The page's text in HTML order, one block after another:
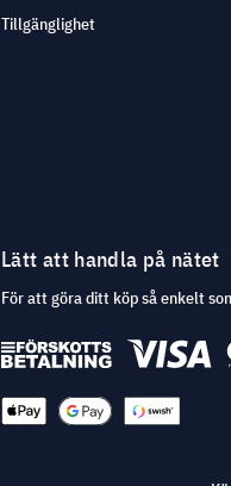
Tillgänglighet
Lätt att handla på nätet
För att göra ditt köp så enkelt